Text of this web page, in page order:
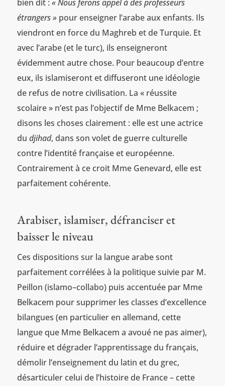
bien dit : « Nous ferons appel à des professeurs
étrangers » pour enseigner l’arabe aux enfants. Ils
viendront en force du Maghreb et de Turquie. Et
avec l’arabe (et le turc), ils enseigneront
évidemment autre chose. Pour beaucoup d’entre
eux, ils islamiseront et diffuseront une idéologie
de refus de notre civilisation. La « réussite
scolaire » n’est pas l’objectif de Mme Belkacem ;
disons les choses clairement : elle est une actrice
du djihad, dans son volet de guerre culturelle
contre l’identité française et européenne.
Contrairement à ce croit Mme Genevard, elle est
parfaitement cohérente.
Arabiser, islamiser, défranciser et
baisser le niveau
Ces dispositions sur la langue arabe sont
parfaitement corrélées à la politique suivie par M.
Peillon (islamo–collabo) puis accentuée par Mme
Belkacem pour supprimer les classes d’excellence
bilangues (en particulier en allemand, cette
langue que Mme Belkacem a avoué ne pas aimer),
réduire et dégrader l’apprentissage du français,
démolir l’enseignement du latin et du grec,
désarticuler celui de l’histoire de France – cette